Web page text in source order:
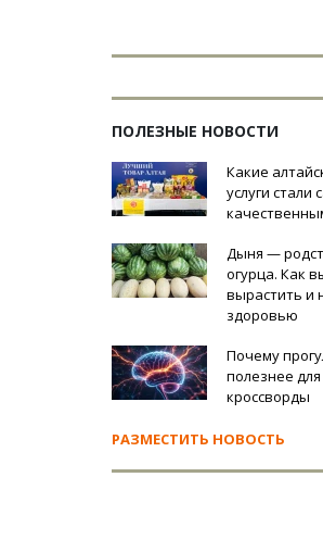
ПОЛЕЗНЫЕ НОВОСТИ
Какие
услуги стали
Дыня —
огурца. Как
вырастить и
здоровью
Почему
полезнее
кроссворды
РАЗМЕСТИТЬ НОВОСТЬ